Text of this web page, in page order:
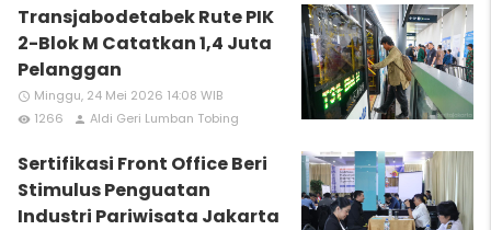
Transjabodetabek Rute PIK
2-Blok M Catatkan 1,4 Juta
Pelanggan
access_time Minggu, 24 Mei 2026 14:08 WIB
remove_red_eye 1266 person Aldi Geri Lumban Tobing
Sertifikasi Front Office Beri
Stimulus Penguatan
Industri Pariwisata Jakarta